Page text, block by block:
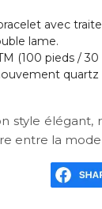
avec
lame.
(100 pieds /
quartz
style élégant,
entre la